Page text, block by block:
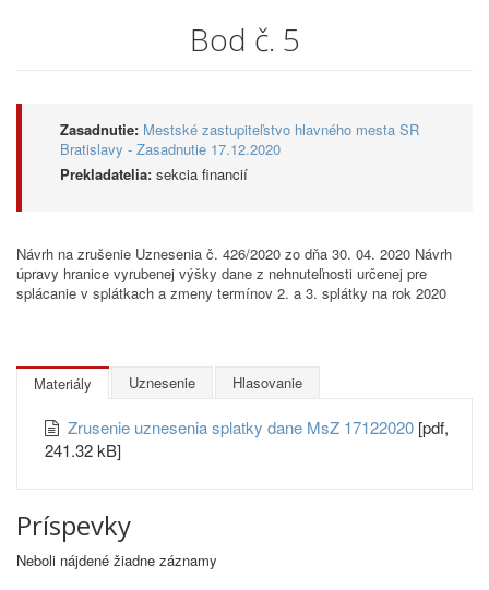
Bod č. 5
Zasadnutie: Mestské zastupiteľstvo hlavného mesta SR
Bratislavy - Zasadnutie 17.12.2020
Prekladatelia: sekcia financií
Návrh na zrušenie Uznesenia č. 426/2020 zo dňa 30. 04. 2020 Návrh
úpravy hranice vyrubenej výšky dane z nehnuteľnosti určenej pre
splácanie v splátkach a zmeny termínov 2. a 3. splátky na rok 2020
Materiály Uznesenie Hlasovanie
Zrusenie uznesenia splatky dane MsZ 17122020 [pdf,
241.32 kB]
Príspevky
Neboli nájdené žiadne záznamy